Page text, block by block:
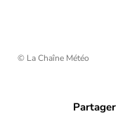
© La Chaîne Météo
Partager